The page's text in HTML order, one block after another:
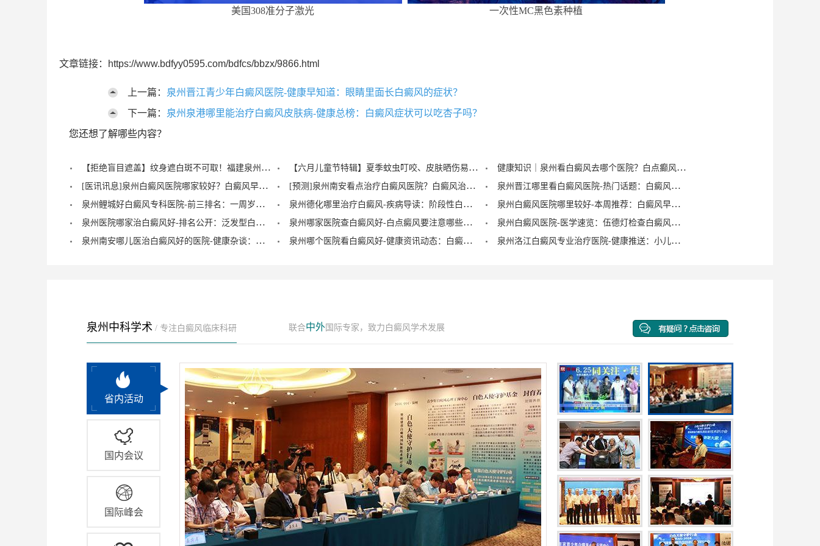
美国308准分子激光 一次性MC黑色素种植
文章链接：https://www.bdfyy0595.com/bdfcs/bbzx/9866.html
上一篇： 泉州晋江青少年白癜风医院-健康早知道：眼睛里面长白癜风的症状？
下一篇： 泉州泉港哪里能治疗白癜风皮肤病-健康总榜：白癜风症状可以吃杏子吗？
您还想了解哪些内容？
【拒绝盲目遮盖】纹身遮白斑不可取！福建泉州中科白癜风医院倡导科学诊疗，从根源唤醒黑色素 【六月儿童节特辑】夏季蚊虫叮咬、皮肤晒伤易成白斑“催化剂”，泉州中科：儿童白癜风暑期护理记住三个要点！
健康知识｜泉州看白癜风去哪个医院？白点癫风早期可以自愈？
[医讯讯息]泉州白癜风医院哪家较好？白癜风早期症状能治愈？
[预测]泉州南安看点治疗白癜风医院？白癜风治疗后泛红是怎么回事？
泉州晋江哪里看白癜风医院-热门话题：白癜风症状有哪些？
泉州鲤城好白癜风专科医院-前三排名：一周岁宝宝有白癜风症状？
泉州德化哪里治疗白癜风-疾病导读：阶段性白癜风的症状？
泉州白癜风医院哪里较好-本周推荐：白癜风早期症状如何确诊？
泉州医院哪家治白癜风好-排名公开：泛发型白癜风怎么治疗才正确？
泉州哪家医院查白癜风好-白点癜风要注意哪些饮食禁忌？
泉州白癜风医院-医学速览：伍德灯检查白癜风症状？
泉州南安哪儿医治白癜风好的医院-健康杂谈：治疗儿童脚部白癜风要注重什么？
泉州哪个医院看白癜风好-健康资讯动态：白癜风的症状早期图片？ 泉州洛江白癜风专业治疗医院-健康推送：小儿脸上有白斑是什么原因？
泉州中科学术 / 专注白癜风临床科研 联合中外国际专家，致力白癜风学术发展
省内活动
国内会议
国际峰会